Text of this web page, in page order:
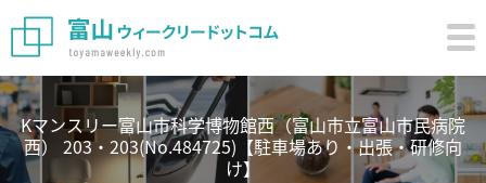
Kマンスリー富山市科学博物館西（富山市立富山市民病院
西） 203・203(No.484725)【駐車場あり・出張・研修向
け】